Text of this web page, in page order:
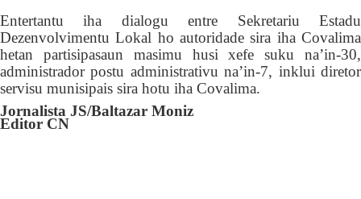
Entertantu iha dialogu entre Sekretariu Estadu
Dezenvolvimentu Lokal ho autoridade sira iha Covalima
hetan partisipasaun masimu husi xefe suku na’in-30,
administrador postu administrativu na’in-7, inklui diretor
servisu munisipais sira hotu iha Covalima.
Jornalista JS/Baltazar Moniz
Editor CN